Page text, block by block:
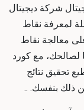
شركة ديجيتال
لمعرفة نقاط
معالجة نقاط
لصالحك، مع كورد
تحقيق نتائج
ذلك بنفسك. ..